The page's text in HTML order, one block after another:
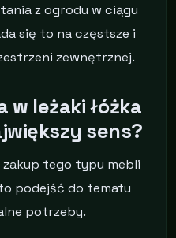
z ogrodu w ciągu
się to na częstsze i
zewnętrznej.
w leżaki łóżka
sens?
zakup tego typu mebli
podejść do tematu
potrzeby.